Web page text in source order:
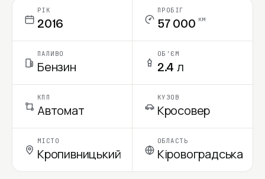
РІК
2016
ПРОБІГ
57 000 км
ПАЛИВО
Бензин
ОБ'ЄМ
2.4 л
КПП
Автомат
КУЗОВ
Кросовер
МІСТО
Кропивницький
ОБЛАСТЬ
Кіровоградська